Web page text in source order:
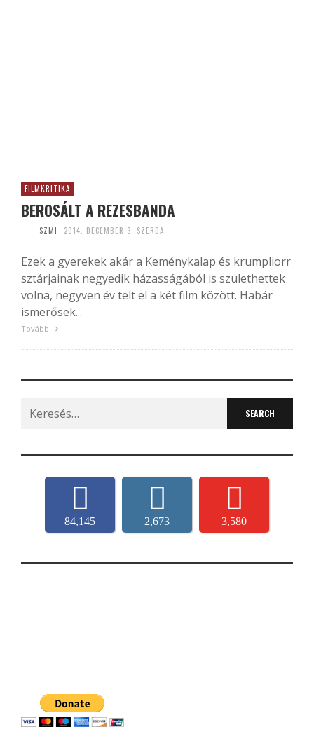
FILMKRITIKA
BEROSÁLT A REZESBANDA
SZMI 2014. DECEMBER 3. SZERDA
Ezek a gyerekek akár a Keménykalap és krumpliorr
sztárjainak negyedik házasságából is születhettek
volna, negyven év telt el a két film között. Habár
ismerősek...
Tovább
Search
for:
84,145 2,673 3,580